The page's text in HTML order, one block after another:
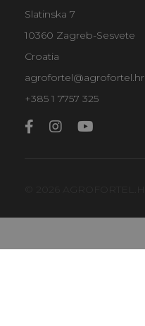
Slatinska 7
10360 Zagreb-Sesvete
Croatia
agrofortel@agrofortel.hr
+385 1 7757 325